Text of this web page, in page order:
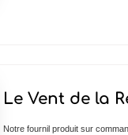
Le Vent de la
Notre fournil produit sur